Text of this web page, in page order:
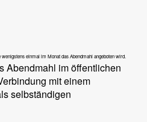
einmal im Monat das Abendmahl angeboten wird.
Abendmahl im öffentlichen
mit einem
selbständigen